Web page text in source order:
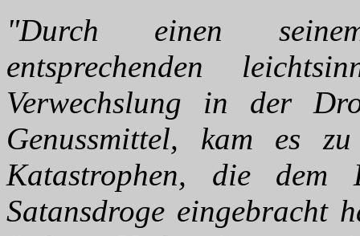
"Durch einen
entsprechenden
Verwechslung in der
Genussmittel, kam es
Katastrophen, die
Satansdroge eingebracht